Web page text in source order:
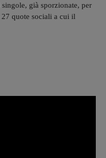
già sporzionate, per
quote sociali a cui il